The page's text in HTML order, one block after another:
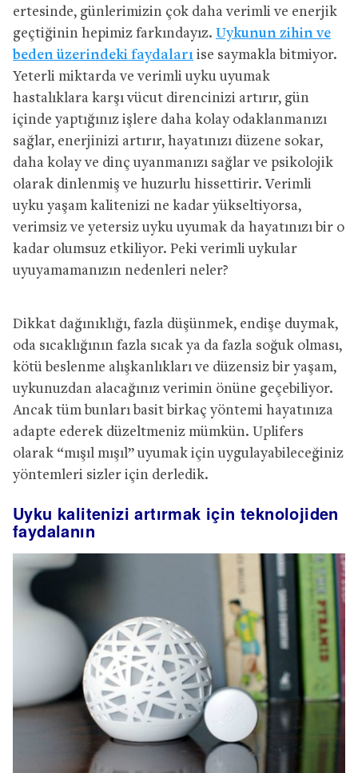
ertesinde, günlerimizin çok daha verimli ve enerjik
geçtiğinin hepimiz farkındayız. Uykunun zihin ve
beden üzerindeki faydaları ise saymakla bitmiyor.
Yeterli miktarda ve verimli uyku uyumak
hastalıklara karşı vücut direncinizi artırır, gün
içinde yaptığınız işlere daha kolay odaklanmanızı
sağlar, enerjinizi artırır, hayatınızı düzene sokar,
daha kolay ve dinç uyanmanızı sağlar ve psikolojik
olarak dinlenmiş ve huzurlu hissettirir. Verimli
uyku yaşam kalitenizi ne kadar yükseltiyorsa,
verimsiz ve yetersiz uyku uyumak da hayatınızı bir o
kadar olumsuz etkiliyor. Peki verimli uykular
uyuyamamanızın nedenleri neler?
Dikkat dağınıklığı, fazla düşünmek, endişe duymak,
oda sıcaklığının fazla sıcak ya da fazla soğuk olması,
kötü beslenme alışkanlıkları ve düzensiz bir yaşam,
uykunuzdan alacağınız verimin önüne geçebiliyor.
Ancak tüm bunları basit birkaç yöntemi hayatınıza
adapte ederek düzeltmeniz mümkün. Uplifers
olarak “mışıl mışıl” uyumak için uygulayabileceğiniz
yöntemleri sizler için derledik.
Uyku kalitenizi artırmak için teknolojiden
faydalanın